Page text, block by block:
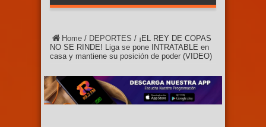
Home / DEPORTES / ¡EL REY DE COPAS
NO SE RINDE! Liga se pone INTRATABLE en
casa y mantiene su posición de poder (VIDEO)